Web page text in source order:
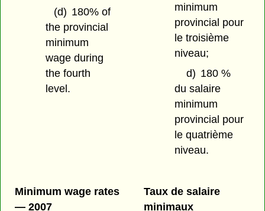
(d) 180% of
the provincial
minimum
wage during
the fourth
level.
minimum
provincial pour
le troisième
niveau;
d) 180 %
du salaire
minimum
provincial pour
le quatrième
niveau.
Minimum wage rates
— 2007
Taux de salaire
minimaux